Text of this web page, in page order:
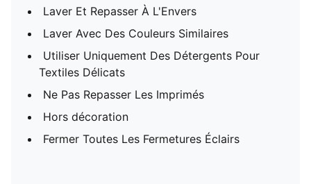
Laver Et Repasser À L'Envers
Laver Avec Des Couleurs Similaires
Utiliser Uniquement Des Détergents Pour
Textiles Délicats
Ne Pas Repasser Les Imprimés
Hors décoration
Fermer Toutes Les Fermetures Éclairs